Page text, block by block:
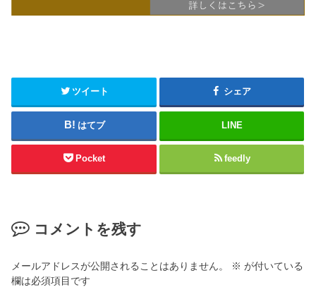
ツイート シェア
はてブ LINE
Pocket feedly
コメントを残す
メールアドレスが公開されることはありません。 ※ が付いている
欄は必須項目です